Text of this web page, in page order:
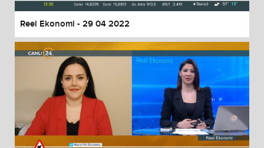
Reel Ekonomi - 29 04 2022